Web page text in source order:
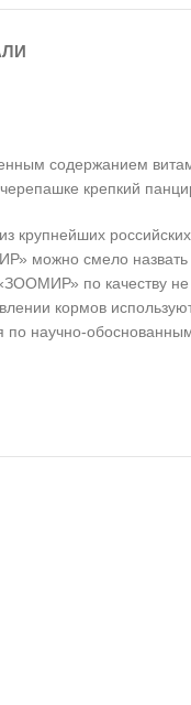
содержанием
крепкий
российских
можно смело
по качеству
кормов
по научно-